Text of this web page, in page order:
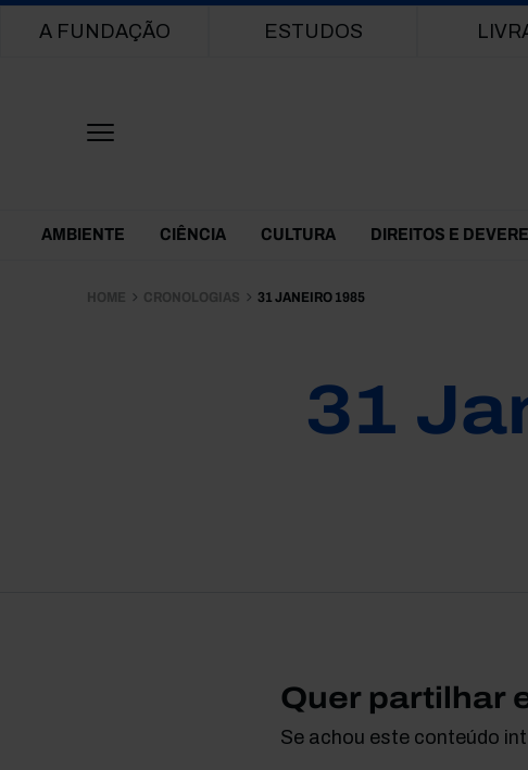
Main navigation
A FUNDAÇÃO ESTUDOS
Themes Menu
AMBIENTE CIÊNCIA CULTURA DIREITOS E
HOME CRONOLOGIAS 31 JANEIRO 1985
31
Quer partilhar
Se achou este conteúdo